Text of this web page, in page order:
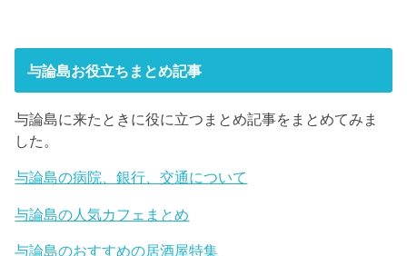
与論島お役立ちまとめ記事
与論島に来たときに役に立つまとめ記事をまとめてみま
した。
与論島の病院、銀行、交通について
与論島の人気カフェまとめ
与論島のおすすめの居酒屋特集